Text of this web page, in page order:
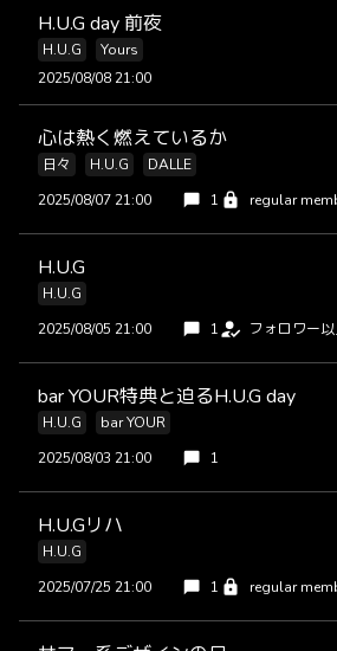
H.U.G day 前夜
H.U.G
Yours
2025/08/08 21:00
心は熱く燃えているか
日々 H.U.G
DALLE
2025/08/07 21:00
1 regular
H.U.G
H.U.G
2025/08/05 21:00
1 フォロワー以
bar YOUR特典と迫るH.U.G day
H.U.G
bar YOUR
2025/08/03 21:00
1
H.U.Gリハ
H.U.G
2025/07/25 21:00
1 regular